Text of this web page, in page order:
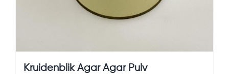
Kruidenblik Agar Agar Pulv